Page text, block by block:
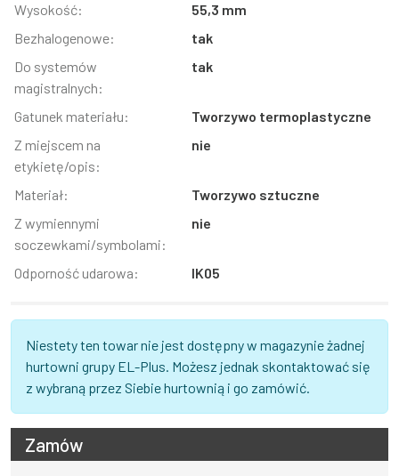
Wysokość:
55,3 mm
Bezhalogenowe:
tak
Do systemów
magistralnych:
tak
Gatunek materiału:
Tworzywo termoplastyczne
Z miejscem na
etykietę/opis:
nie
Materiał:
Tworzywo sztuczne
Z wymiennymi
soczewkami/symbolami:
nie
Odporność udarowa: IK05
Niestety ten towar nie jest dostępny w magazynie żadnej
hurtowni grupy EL-Plus. Możesz jednak skontaktować się
z wybraną przez Siebie hurtownią i go zamówić.
Zamów